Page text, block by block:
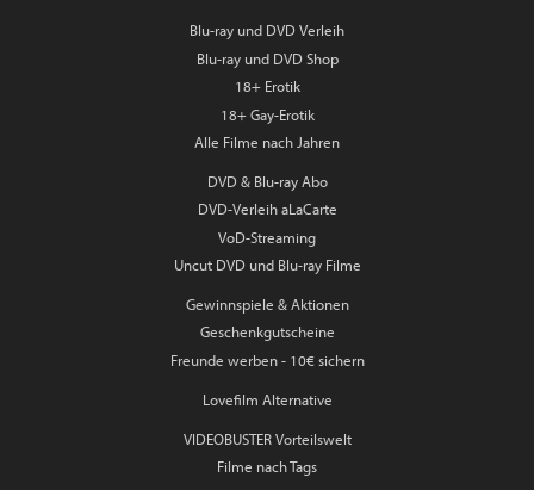
Blu-ray und DVD Verleih
Blu-ray und DVD Shop
18+ Erotik
18+ Gay-Erotik
Alle Filme nach Jahren
DVD & Blu-ray Abo
DVD-Verleih aLaCarte
VoD-Streaming
Uncut DVD und Blu-ray Filme
Gewinnspiele & Aktionen
Geschenkgutscheine
Freunde werben - 10€ sichern
Lovefilm Alternative
VIDEOBUSTER Vorteilswelt
Filme nach Tags